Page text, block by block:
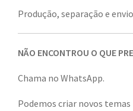
Produção, separação e
NÃO ENCONTROU O QUE
Chama no WhatsApp.
Podemos criar novos